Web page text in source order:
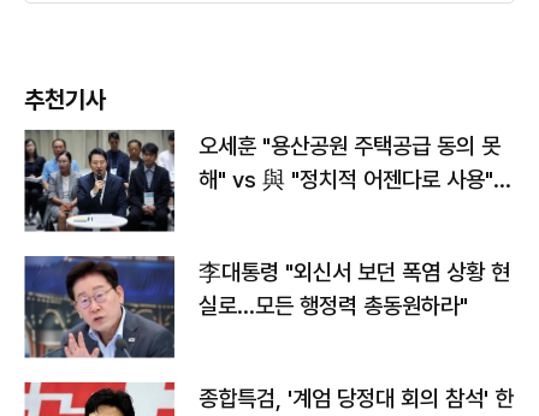
추천기사
오세훈 "용산공원 주택공급 동의 못
해" vs 與 "정치적 어젠다로 사용"
李대통령 "외신서 보던 폭염 상황 현
실로…모든 행정력 총동원하라"
종합특검, '계엄 당정대 회의 참석' 한